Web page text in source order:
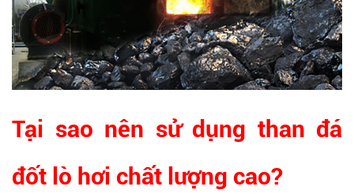
Tại sao nên sử dụng than đá
đốt lò hơi chất lượng cao?